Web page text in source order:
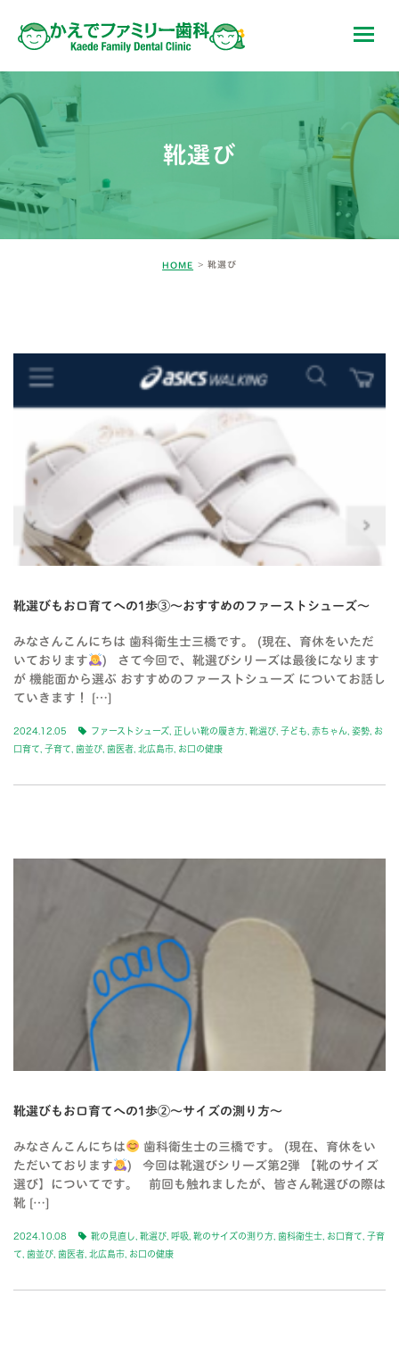
靴選び
HOME 靴選び
靴選びもお口育てへの1歩③〜おすすめのファーストシューズ〜
みなさんこんにちは 歯科衛生士三橋です。 (現在、育休をいただ
いております
) さて今回で、靴選びシリーズは最後になります
が 機能面から選ぶ おすすめのファーストシューズ についてお話し
ていきます！ […]
2024.12.05 ファーストシューズ 正しい靴の履き方 靴選び 子ども 赤ちゃん 姿勢 お
口育て 子育て 歯並び 歯医者 北広島市 お口の健康
靴選びもお口育てへの1歩②〜サイズの測り方〜
みなさんこんにちは
歯科衛生士の三橋です。 (現在、育休をい
ただいております
) 今回は靴選びシリーズ第2弾 【靴のサイズ
選び】についてです。 前回も触れましたが、皆さん靴選びの際は
靴 […]
2024.10.08 靴の見直し 靴選び 呼吸 靴のサイズの測り方 歯科衛生士 お口育て 子育
て 歯並び 歯医者 北広島市 お口の健康